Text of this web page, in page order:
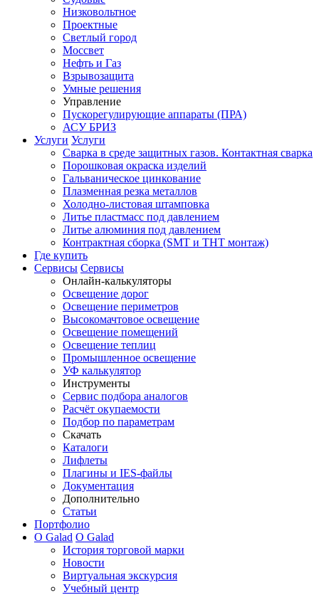
Низковольтное
Проектные
Светлый город
Моссвет
Нефть и Газ
Взрывозащита
Умные решения
Управление
Пускорегулирующие аппараты (ПРА)
АСУ БРИЗ
Услуги Услуги
Сварка в среде защитных газов. Контактная сварка
Порошковая окраска изделий
Гальваническое цинкование
Плазменная резка металлов
Холодно-листовая штамповка
Литье пластмасс под давлением
Литье алюминия под давлением
Контрактная сборка (SMT и THT монтаж)
Где купить
Сервисы Сервисы
Онлайн-калькуляторы
Освещение дорог
Освещение периметров
Высокомачтовое освещение
Освещение помещений
Освещение теплиц
Промышленное освещение
УФ калькулятор
Инструменты
Сервис подбора аналогов
Расчёт окупаемости
Подбор по параметрам
Скачать
Каталоги
Лифлеты
Плагины и IES-файлы
Документация
Дополнительно
Статьи
Портфолио
О Galad О Galad
История торговой марки
Новости
Виртуальная экскурсия
Учебный центр